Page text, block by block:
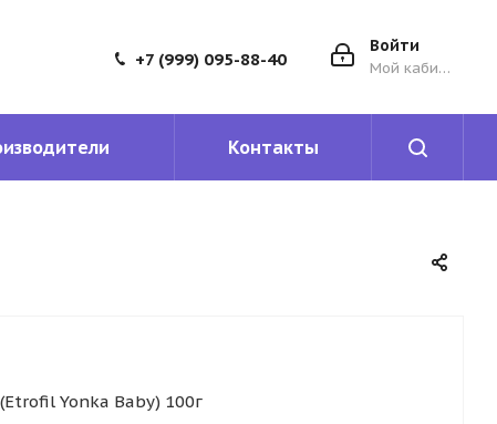
Войти
Мой кабинет
+7 (999) 095-88-40
Контакты
Yonka Baby) 100г